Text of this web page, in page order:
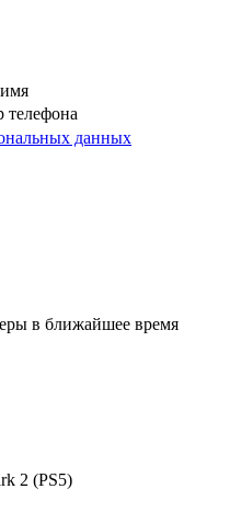
телефона
данных
в ближайшее время
2 (PS5)